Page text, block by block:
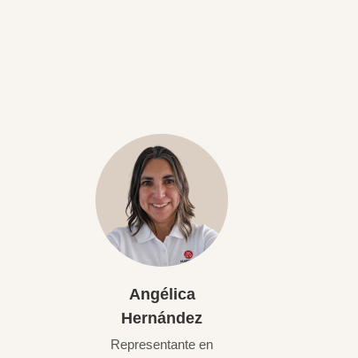
Angélica
Hernández
Representante en